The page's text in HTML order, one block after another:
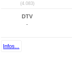
(4.083)
DTV
-
Infos...